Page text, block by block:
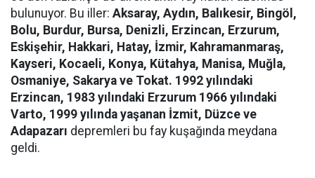
bulunuyor. Bu iller: Aksaray, Aydın, Balıkesir, Bingöl,
Bolu, Burdur, Bursa, Denizli, Erzincan, Erzurum,
Eskişehir, Hakkari, Hatay, İzmir, Kahramanmaraş,
Kayseri, Kocaeli, Konya, Kütahya, Manisa, Muğla,
Osmaniye, Sakarya ve Tokat. 1992 yılındaki
Erzincan, 1983 yılındaki Erzurum 1966 yılındaki
Varto, 1999 yılında yaşanan İzmit, Düzce ve
Adapazarı depremleri bu fay kuşağında meydana
geldi.